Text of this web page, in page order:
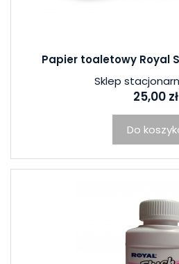
Papier toaletowy Royal
Sklep
25,00 zł
Do